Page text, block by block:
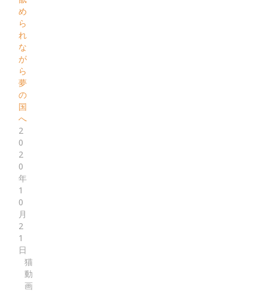
め
ら
れ
な
が
ら
夢
の
国
へ
2
0
2
0
年
1
0
月
2
1
日
猫
動
画